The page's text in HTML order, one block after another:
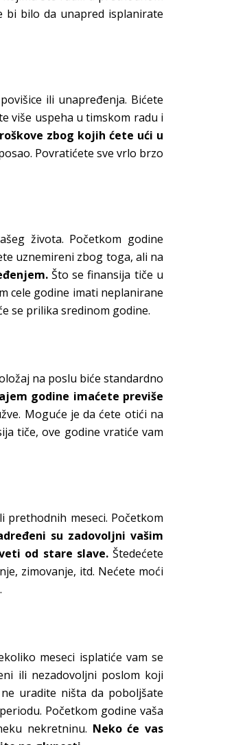
bi bilo da unapred isplanirate
ili unapređenja. Bićete
više uspeha u timskom radu i
zbog kojih ćete ući u
Povratićete sve vrlo brzo
života. Početkom godine
uznemireni zbog toga, ali na
Što se finansija tiče u
cele godine imati neplanirane
se prilika sredinom godine.
na poslu biće standardno
godine imaćete previše
Moguće je da ćete otići na
tiče, ove godine vratiće vam
prethodnih meseci. Početkom
su zadovoljni vašim
od stare slave.Štedećete
zimovanje, itd. Nećete moći
meseci isplatiće vam se
ili nezadovoljni poslom koji
uradite ništa da poboljšate
Početkom godine vaša
nekretninu. Neko će vas